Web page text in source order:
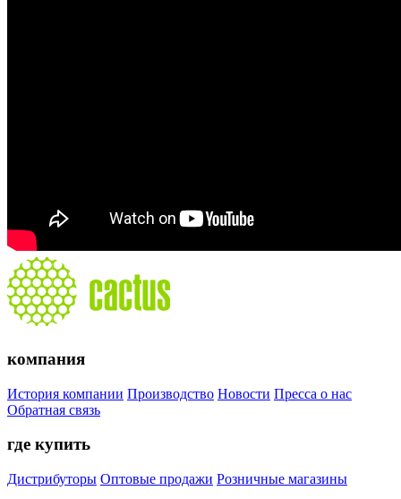
компания
История компании Производство Новости Пресса о нас
Обратная связь
где купить
Дистрибуторы Оптовые продажи Розничные магазины